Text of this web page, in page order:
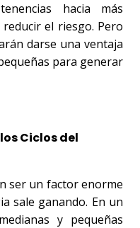
hacia más
el riesgo. Pero
darse una ventaja
para generar
Ciclos del
ser un factor enorme
sale ganando. En un
y pequeñas